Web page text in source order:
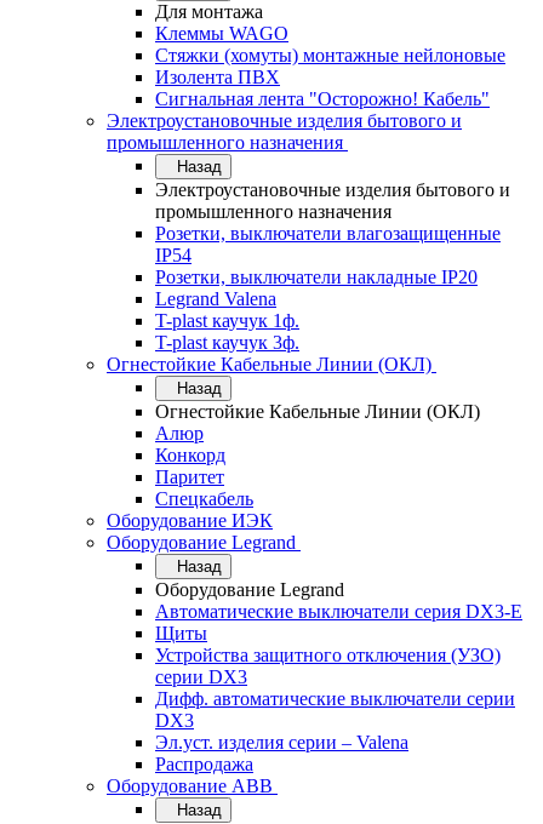
Для монтажа
Клеммы WAGO
Стяжки (хомуты) монтажные нейлоновые
Изолента ПВХ
Сигнальная лента "Осторожно! Кабель"
Электроустановочные изделия бытового и
промышленного назначения
Назад
Электроустановочные изделия бытового и
промышленного назначения
Розетки, выключатели влагозащищенные
IP54
Розетки, выключатели накладные IP20
Legrand Valena
T-plast каучук 1ф.
T-plast каучук 3ф.
Огнестойкие Кабельные Линии (ОКЛ)
Назад
Огнестойкие Кабельные Линии (ОКЛ)
Алюр
Конкорд
Паритет
Спецкабель
Оборудование ИЭК
Оборудование Legrand
Назад
Оборудование Legrand
Автоматические выключатели серия DX3-E
Щиты
Устройства защитного отключения (УЗО)
серии DX3
Дифф. автоматические выключатели серии
DX3
Эл.уст. изделия серии – Valena
Распродажа
Оборудование АВВ
Назад